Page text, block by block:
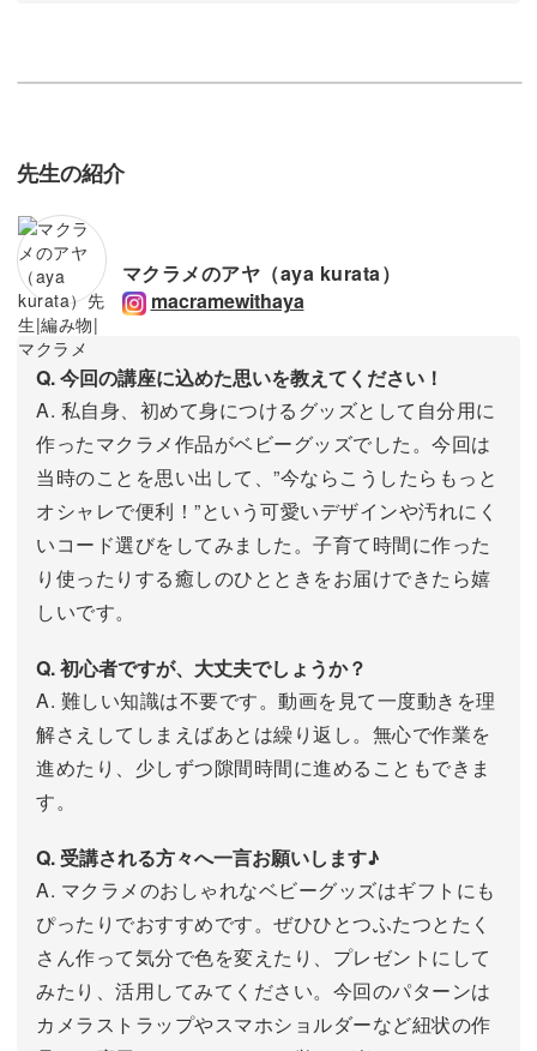
先生の紹介
マクラメのアヤ（aya kurata）
macramewithaya
Q. 今回の講座に込めた思いを教えてください！
A. 私自身、初めて身につけるグッズとして自分用に
作ったマクラメ作品がベビーグッズでした。今回は
当時のことを思い出して、”今ならこうしたらもっと
オシャレで便利！”という可愛いデザインや汚れにく
いコード選びをしてみました。子育て時間に作った
り使ったりする癒しのひとときをお届けできたら嬉
しいです。
Q. 初心者ですが、大丈夫でしょうか？
A. 難しい知識は不要です。動画を見て一度動きを理
解さえしてしまえばあとは繰り返し。無心で作業を
進めたり、少しずつ隙間時間に進めることもできま
す。
Q. 受講される方々へ一言お願いします♪
A. マクラメのおしゃれなベビーグッズはギフトにも
ぴったりでおすすめです。ぜひひとつふたつとたく
さん作って気分で色を変えたり、プレゼントにして
みたり、活用してみてください。今回のパターンは
カメラストラップやスマホショルダーなど紐状の作